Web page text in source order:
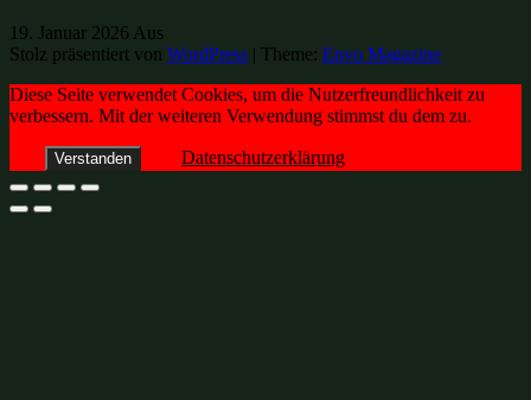
19. Januar 2026 Aus
Stolz präsentiert von WordPress | Theme: Envo Magazine
Diese Seite verwendet Cookies, um die Nutzerfreundlichkeit zu
verbessern. Mit der weiteren Verwendung stimmst du dem zu.
Verstanden Datenschutzerklärung